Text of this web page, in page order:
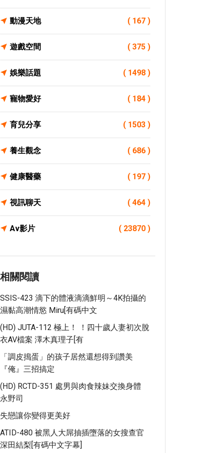
動漫天地 ( 167 )
遊戲空間 ( 375 )
娛樂話題 ( 1498 )
寵物愛好 ( 184 )
育兒分享 ( 1503 )
養生觀念 ( 686 )
健康醫藥 ( 197 )
視訊聊天 ( 464 )
Av影片 ( 23870 )
相關閱讀
SSIS-423 滴下的體液滴滴鮮明～4K拍攝的
濕黏高潮情慾 Miru[有碼中文
(HD) JUTA-112 極上！ ！四十歲人妻初次脫
衣AV檔案 澤木真理子[有
「調皮搗蛋」的孩子居然還想得到讚美
『俺』三招搞定
(HD) RCTD-351 處男與肉食辣妹交換身體
永野司
失戀讓你變得更美好
ATID-480 被黑人大屌抽插墮落的女搜查官
深田結梨[有碼中文字幕]